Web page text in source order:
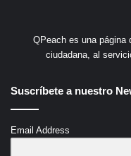
QPeach es una página
ciudadana, al
Suscríbete a nuestro
Email Address